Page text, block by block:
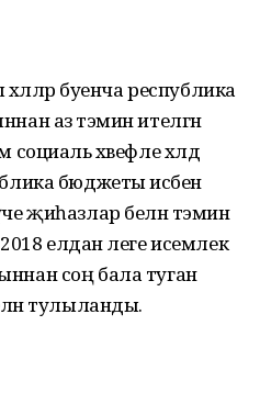
буенча республика
аз тәэмин ителгән
социаль хәвефле хәлдә
бюджеты исәбенә
җиһазлар белән тәэмин
елдан әлеге исемлек
соң бала туган
тулыланды.